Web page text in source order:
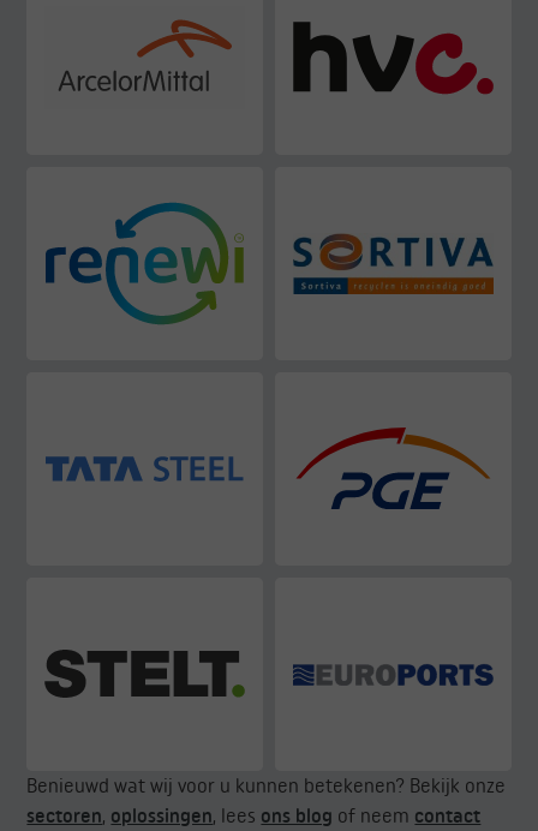
Benieuwd wat wij voor u kunnen betekenen? Bekijk onze
sectoren, oplossingen, lees ons blog of neem contact